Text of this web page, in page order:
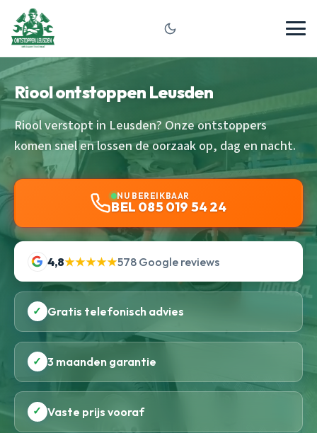
Riool ontstoppen Leusden
Riool verstopt in Leusden? Onze ontstoppers
komen snel en lossen de oorzaak op, dag en nacht.
NU BEREIKBAAR
BEL 085 019 54 24
4,8★★★★★578 Google reviews
✓ Gratis telefonisch advies
✓ 3 maanden garantie
✓ Vaste prijs vooraf